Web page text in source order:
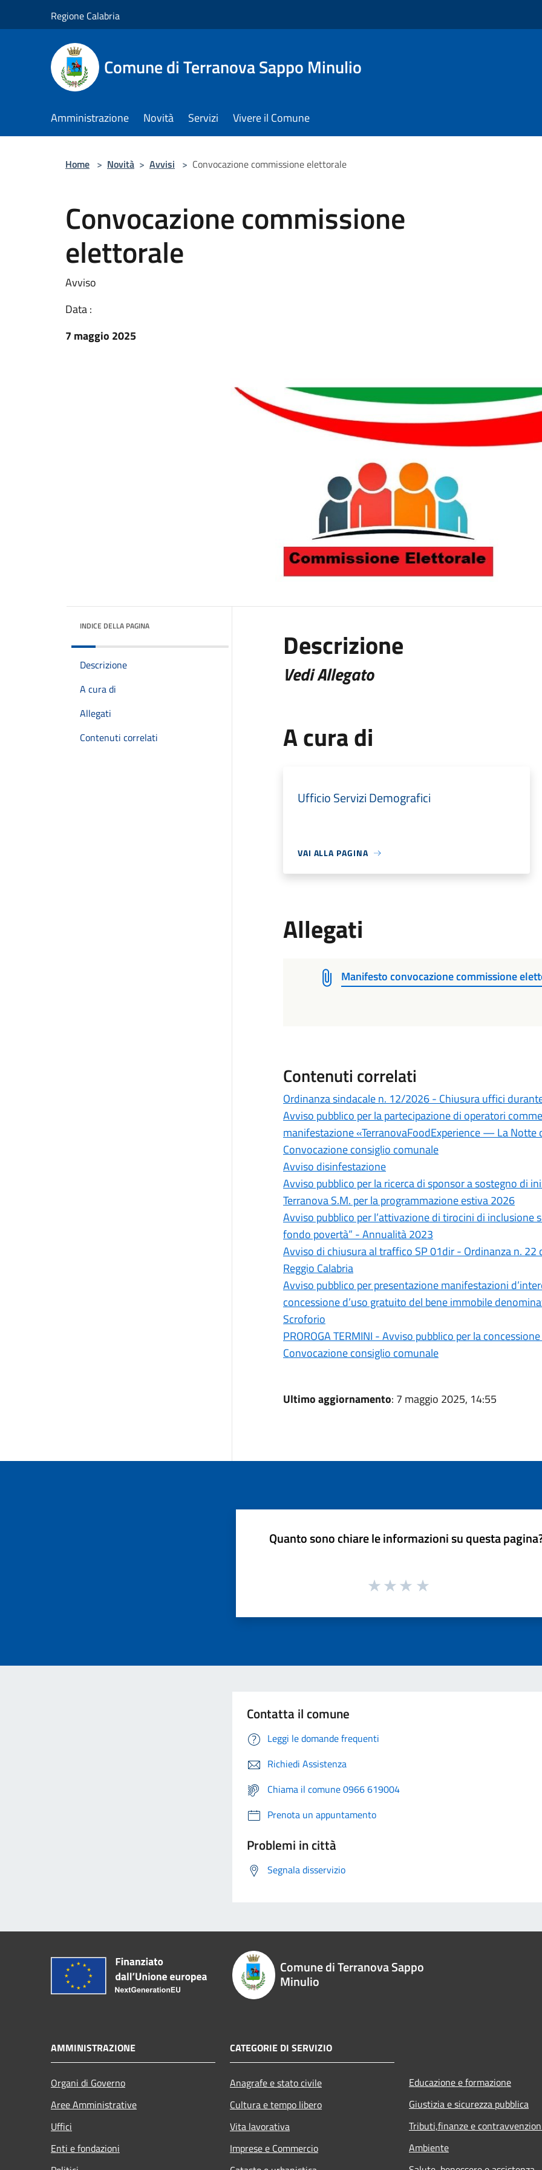
Regione Calabria
Comune di Terranova Sappo Minulio
Amministrazione Novità Servizi Vivere il Comune
Home > Novità > Avvisi > Convocazione commissione elettorale
Convocazione commissione
elettorale
Avviso
Data :
7 maggio 2025
INDICE DELLA PAGINA
Descrizione
A cura di
Allegati
Contenuti correlati
Descrizione
Vedi Allegato
A cura di
Ufficio Servizi Demografici
VAI ALLA PAGINA
Allegati
Manifesto convocazione commissione
Contenuti correlati
Ordinanza sindacale n. 12/2026 - Chiusura uffici
Avviso pubblico per la partecipazione di operatori
manifestazione «TerranovaFoodExperience — La Notte
Convocazione consiglio comunale
Avviso disinfestazione
Avviso pubblico per la ricerca di sponsor a sostegno di
Terranova S.M. per la programmazione estiva 2026
Avviso pubblico per l’attivazione di tirocini di inclusione
fondo povertà” - Annualità 2023
Avviso di chiusura al traffico SP 01dir - Ordinanza n.
Reggio Calabria
Avviso pubblico per presentazione manifestazioni
concessione d’uso gratuito del bene immobile
Scroforio
PROROGA TERMINI - Avviso pubblico per la
Convocazione consiglio comunale
Ultimo aggiornamento: 7 maggio 2025, 14:55
Quanto sono chiare le informazioni su questa
Contatta il comune
Leggi le domande frequenti
Richiedi Assistenza
Chiama il comune 0966 619004
Prenota un appuntamento
Problemi in città
Segnala disservizio
Comune di Terranova Sappo
Minulio
AMMINISTRAZIONE
Organi di Governo
Aree Amministrative
Uffici
Enti e fondazioni
CATEGORIE DI SERVIZIO
Anagrafe e stato civile
Cultura e tempo libero
Vita lavorativa
Imprese e Commercio
Educazione e formazione
Giustizia e sicurezza pubblica
Tributi,finanze e
Ambiente